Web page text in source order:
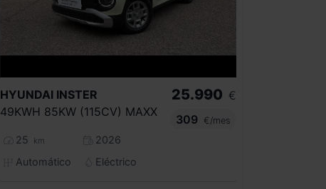
HYUNDAI INSTER
49KWH 85KW (115CV) MAXX
25 km
2026
Automático
Eléctrico
25.990 €
309
€/mes